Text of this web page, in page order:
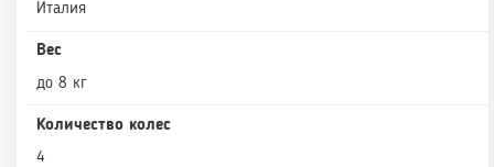
Италия
Вес
до 8 кг
Количество колес
4